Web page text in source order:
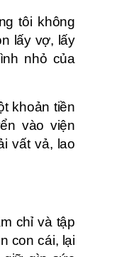
tôi không
lấy vợ, lấy
nhỏ của
khoản tiền
vào viện
vất vả, lao
chỉ và tập
con cái, lại